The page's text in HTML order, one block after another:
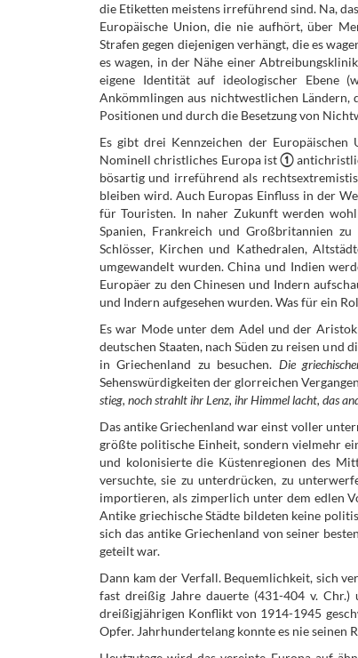
die Etiketten meistens irreführend sind. Na,
Europäische Union, die nie aufhört, über
Strafen gegen diejenigen verhängt, die es
es wagen, in der Nähe einer
eigene Identität auf ideologischer Ebene
Ankömmlingen aus nichtwestlichen Ländern,
Positionen und durch die Besetzung von
Es gibt drei Kennzeichen der Europäischen
Nominell christliches Europa ist①
bösartig und irreführend als
bleiben wird. Auch Europas Einfluss in der
für Touristen. In naher Zukunft werden
Spanien, Frankreich und Großbritannien
Schlösser, Kirchen und Kathedralen,
umgewandelt wurden. China und Indien
Europäer zu den Chinesen und Indern
und Indern aufgesehen wurden. Was für ein
Es war Mode unter dem Adel und der
deutschen Staaten, nach Süden zu reisen und
in Griechenland zu besuchen. Die
Sehenswürdigkeiten der glorreichen
stieg, noch strahlt ihr Lenz, ihr Himmel lacht, das
Das antike Griechenland war einst voller
größte politische Einheit, sondern vielmehr
und kolonisierte die Küstenregionen des
versuchte, sie zu unterdrücken, zu
importieren, als zimperlich unter dem edlen
Antike griechische Städte bildeten keine
sich das antike Griechenland von seiner
geteilt war.
Dann kam der Verfall. Bequemlichkeit, sich
fast dreißig Jahre dauerte (431-404 v.
dreißigjährigen Konflikt von 1914-1945
Opfer. Jahrhundertelang konnte es nie seinen